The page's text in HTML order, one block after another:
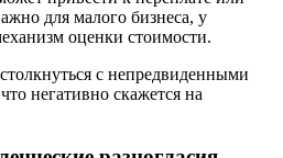
для малого бизнеса, у
оценки стоимости.
с непредвиденными
негативно скажется на